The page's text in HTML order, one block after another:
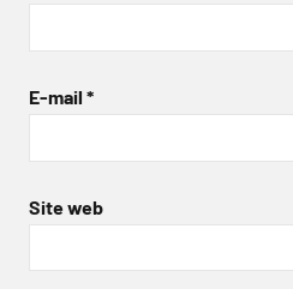
E-mail *
Site web